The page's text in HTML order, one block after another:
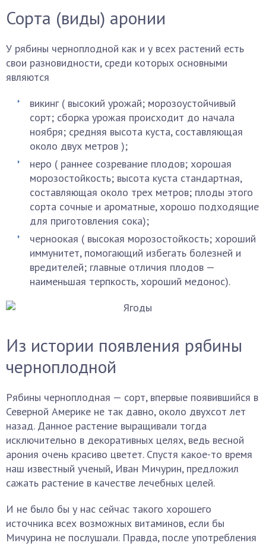
Сорта (виды) аронии
У рябины черноплодной как и у всех растений есть
свои разновидности, среди которых основными
являются
викинг ( высокий урожай; морозоустойчивый
сорт; сборка урожая происходит до начала
ноября; средняя высота куста, составляющая
около двух метров );
неро ( раннее созревание плодов; хорошая
морозостойкость; высота куста стандартная,
составляющая около трех метров; плоды этого
сорта сочные и ароматные, хорошо подходящие
для приготовления сока);
черноокая ( высокая морозостойкость; хороший
иммунитет, помогающий избегать болезней и
вредителей; главные отличия плодов —
наименьшая терпкость, хороший медонос).
Из истории появления рябины
черноплодной
Рябины черноплодная — сорт, впервые появившийся в
Северной Америке не так давно, около двухсот лет
назад. Данное растение выращивали тогда
исключительно в декоративных целях, ведь весной
арония очень красиво цветет. Спустя какое-то время
наш известный ученый, Иван Мичурин, предложил
сажать растение в качестве лечебных целей.
И не было бы у нас сейчас такого хорошего
источника всех возможных витаминов, если бы
Мичурина не послушали. Правда, после употребления